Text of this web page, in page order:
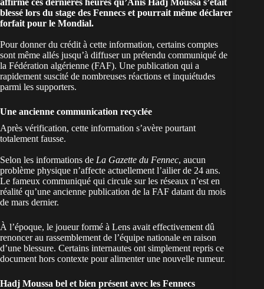
affirmé ces dernières heures qu’Anis Hadj Moussa s’était
blessé lors du stage des Fennecs et pourrait même déclarer
forfait pour le Mondial.
Pour donner du crédit à cette information, certains comptes
sont même allés jusqu’à diffuser un prétendu communiqué de
la Fédération algérienne (FAF). Une publication qui a
rapidement suscité de nombreuses réactions et inquiétudes
parmi les supporters.
Une ancienne communication recyclée
Après vérification, cette information s’avère pourtant
totalement fausse.
Selon les informations de La Gazette du Fennec, aucun
problème physique n’affecte actuellement l’ailier de 24 ans.
Le fameux communiqué qui circule sur les réseaux n’est en
réalité qu’une ancienne publication de la FAF datant du mois
de mars dernier.
À l’époque, le joueur formé à Lens avait effectivement dû
renoncer au rassemblement de l’équipe nationale en raison
d’une blessure. Certains internautes ont simplement repris ce
document hors contexte pour alimenter une nouvelle rumeur.
Hadj Moussa bel et bien présent avec les Fennecs